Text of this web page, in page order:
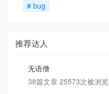
# bug
推荐达人
无语僧
38篇文章 25573次被浏览